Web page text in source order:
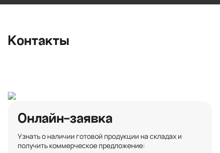
Контактыopt@ecotermix.ru
Онлайн-заявка
Узнать о наличии готовой продукции на складах и
получить коммерческое предложение: